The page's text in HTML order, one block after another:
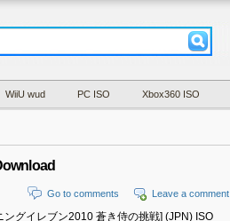
WiiU wud PC ISO Xbox360 ISO
Leave a comment
Go to comments
グイレブン2010 蒼き侍の挑戦] (JPN) ISO